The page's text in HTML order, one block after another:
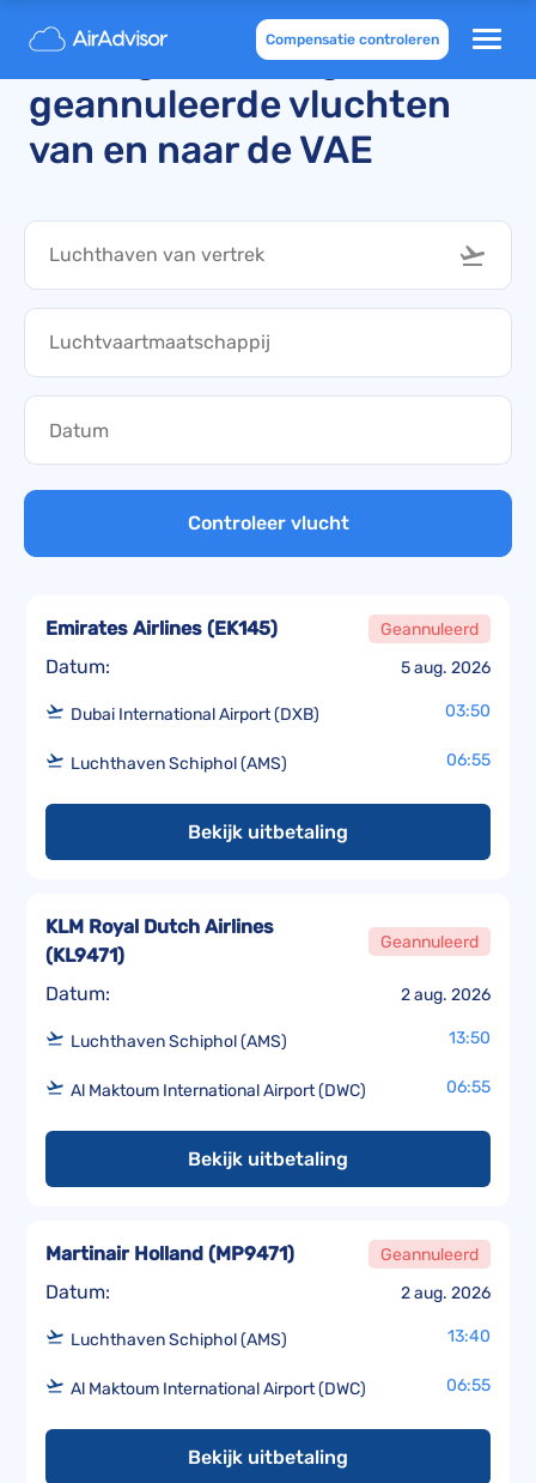
Compensatie controleren
Onlangs vertraagde en
geannuleerde vluchten
van en naar de VAE
Controleer vlucht
Datum: 5 aug. 2026
Emirates Airlines (EK145) Geannuleerd
Dubai International Airport (DXB) 03:50
Luchthaven Schiphol (AMS) 06:55
Bekijk uitbetaling
Datum: 2 aug. 2026
KLM Royal Dutch Airlines
(KL9471)
Geannuleerd
Luchthaven Schiphol (AMS) 13:50
Al Maktoum International Airport (DWC) 06:55
Bekijk uitbetaling
Datum: 2 aug. 2026
Martinair Holland (MP9471) Geannuleerd
Luchthaven Schiphol (AMS) 13:40
Al Maktoum International Airport (DWC) 06:55
Bekijk uitbetaling